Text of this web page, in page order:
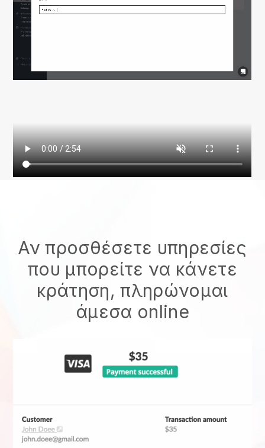
Αν προσθέσετε υπηρεσίες
που μπορείτε να κάνετε
κράτηση, πληρώνομαι
άμεσα online